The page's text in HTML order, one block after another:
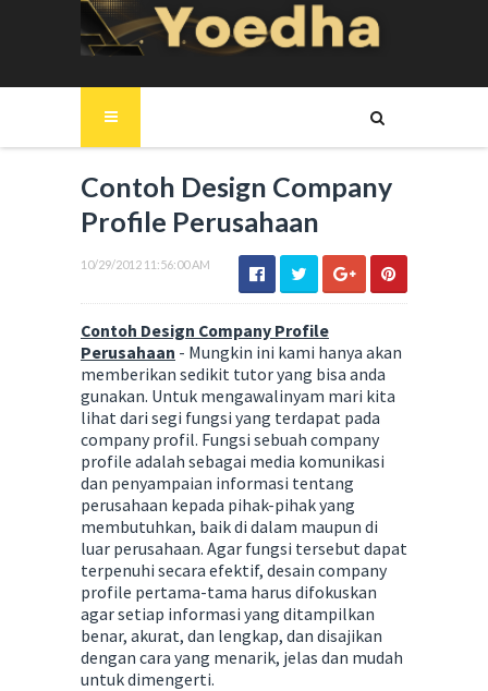
Contoh Design Company
Profile Perusahaan
10/29/2012 11:56:00 AM
Contoh Design Company Profile
Perusahaan - Mungkin ini kami hanya akan
memberikan sedikit tutor yang bisa anda
gunakan. Untuk mengawalinyam mari kita
lihat dari segi fungsi yang terdapat pada
company profil. Fungsi sebuah company
profile adalah sebagai media komunikasi
dan penyampaian informasi tentang
perusahaan kepada pihak-pihak yang
membutuhkan, baik di dalam maupun di
luar perusahaan. Agar fungsi tersebut dapat
terpenuhi secara efektif, desain company
profile pertama-tama harus difokuskan
agar setiap informasi yang ditampilkan
benar, akurat, dan lengkap, dan disajikan
dengan cara yang menarik, jelas dan mudah
untuk dimengerti.